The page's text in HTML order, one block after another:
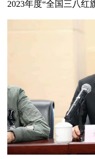
2023年度“全国三八红